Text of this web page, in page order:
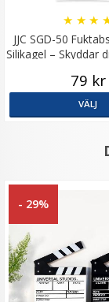
JJC SGD-50
Silikagel – Skyddar
★ ★ ★
79 kr
VÄLJ
- 29%